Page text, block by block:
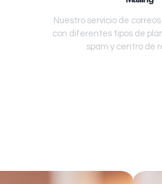
Nuestro servicio de
con diferentes tipos de
spam y centro de